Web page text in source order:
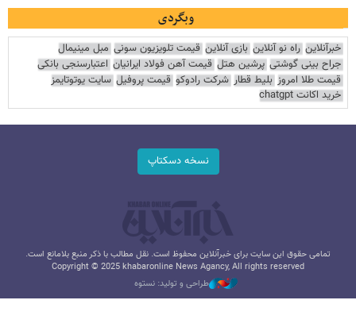
وبگردی
خبرآنلاین راه نو آنلاین بازی آنلاین قیمت تلویزیون سونی مبل مینیمال
جراح بینی گوشتی پرشین هتل قیمت آهن فولاد ایرانیان اعتبارسنجی بانکی
قیمت طلا امروز بلیط قطار شرکت رادوکو قیمت پروفیل سایت یوتوتایمز
خرید اکانت chatgpt
نسخه دسکتاپ
تمامی حقوق این سایت برای خبرآنلاین محفوظ است. نقل مطالب با ذکر منبع بلامانع است.
Copyright © 2025 khabaronline News Agancy, All rights reserved
طراحی و تولید: نستوه